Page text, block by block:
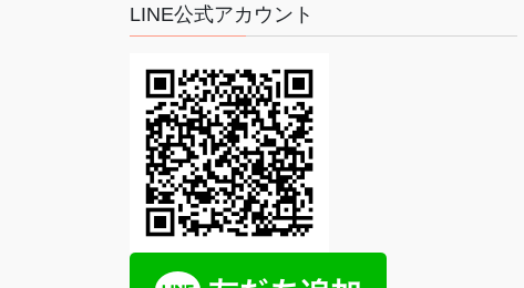
LINE公式アカウント